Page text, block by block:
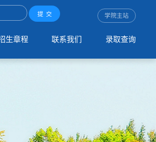
学院主站
学院主站
学院主站
学院主站
学院主站
学院主站
学院主站
学院主站
学院主站
学院主站
学院主站
学院主站
学院主站
学院主站
学院主站
学院主站
学院主站
学院主站
学院主站
学院主站
学院主站
学院主站
学院主站
学院主站
学院主站
学院主站
学院主站
学院主站
学院主站
学院主站
学院主站
学院主站
学院主站
学院主站
学院主站
学院主站
学院主站
学院主站
学院主站
学院主站
学院主站
学院主站
学院主站
学院主站
学院主站
学院主站
学院主站
学院主站
学院主站
学院主站
学院主站
学院主站
学院主站